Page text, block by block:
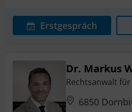
Erstgespräch
Dr. Markus
Rechtsanwalt
6850